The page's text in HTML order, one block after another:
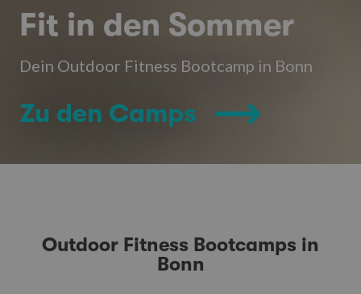
Fit in den Sommer
Dein Outdoor Fitness Bootcamp in Bonn
Zu den Camps
Outdoor Fitness Bootcamps in
Bonn